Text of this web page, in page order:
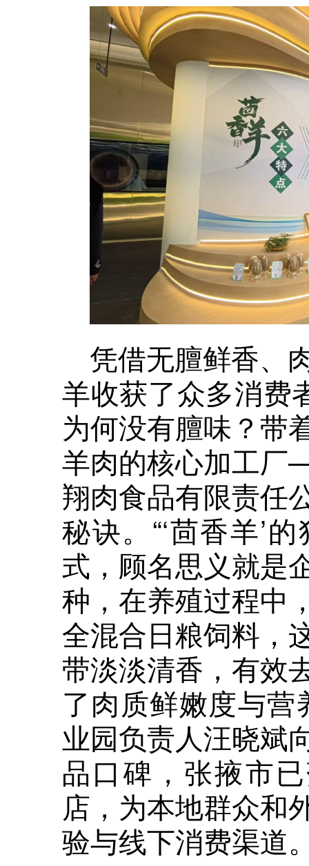
凭借无膻鲜香、
羊收获了众多消费
为何没有膻味？带
羊肉的核心加工
翔肉食品有限责任
秘诀。“‘茴香羊’
式，顾名思义就是
种，在养殖过程中
全混合日粮饲料，
带淡淡清香，有效
了肉质鲜嫩度与营
业园负责人汪晓斌
品口碑，张掖市
店，为本地群众和
验与线下消费渠道